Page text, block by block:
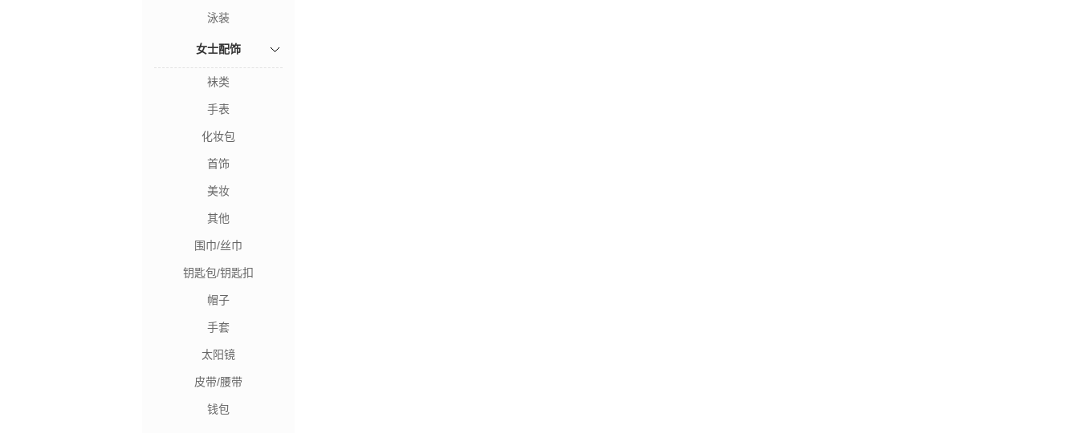
泳装
女士配饰
袜类
手表
化妆包
首饰
美妆
其他
围巾/丝巾
钥匙包/钥匙扣
帽子
手套
太阳镜
皮带/腰带
钱包